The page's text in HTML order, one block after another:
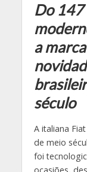
Do 147
a
século
A italiana
de meio
foi